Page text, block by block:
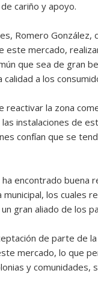
cariño y apoyo.
Romero González,
este mercado,
que sea de gran
a los
reactivar la zona
instalaciones de
confían que se
encontrado buena
los cuales
gran aliado de los
de parte de
mercado, lo que
y comunidades,